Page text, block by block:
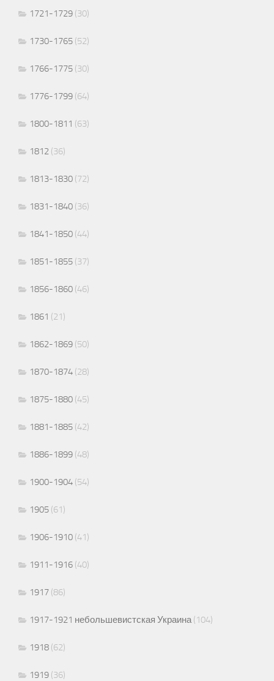
1721-1729 (30)
1730-1765 (52)
1766-1775 (30)
1776-1799 (64)
1800-1811 (63)
1812 (36)
1813-1830 (72)
1831-1840 (36)
1841-1850 (44)
1851-1855 (37)
1856-1860 (46)
1861 (21)
1862-1869 (50)
1870-1874 (28)
1875-1880 (45)
1881-1885 (42)
1886-1899 (48)
1900-1904 (54)
1905 (61)
1906-1910 (41)
1911-1916 (40)
1917 (86)
1917-1921 небольшевистская Украина(104)
1918 (62)
1919 (36)